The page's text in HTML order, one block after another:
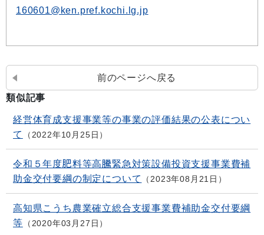
160601@ken.pref.kochi.lg.jp
前のページへ戻る
類似記事
経営体育成支援事業等の事業の評価結果の公表につい
て
2022年10月25日
令和５年度肥料等高騰緊急対策設備投資支援事業費補
助金交付要綱の制定について
2023年08月21日
高知県こうち農業確立総合支援事業費補助金交付要綱
等
2020年03月27日